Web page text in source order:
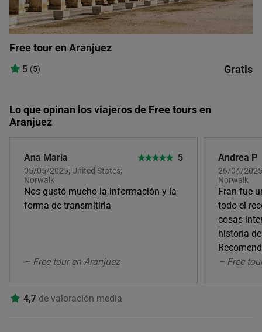
Free tour en Aranjuez
5 (5) Gratis
Lo que opinan los viajeros de Free tours en
Aranjuez
Ana Maria
05/05/2025, United States,
Norwalk
5
Nos gustó mucho la información y la
forma de transmitirla
– Free tour en Aranjuez
Andrea P
26/04/
Norwalk
Fran fue
todo el
cosas
historia
– Free
4,7 de valoración media